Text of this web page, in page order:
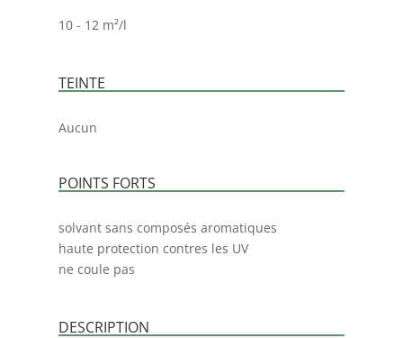
10 - 12 m²/l
TEINTE
Aucun
POINTS FORTS
solvant sans composés aromatiques
haute protection contres les UV
ne coule pas
DESCRIPTION